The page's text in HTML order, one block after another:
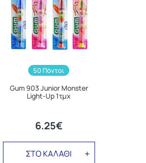
50 Πόντοι
Gum 903 Junior Monster
Light-Up 1τμχ
6.25€
ΣΤΟ ΚΑΛΑΘΙ